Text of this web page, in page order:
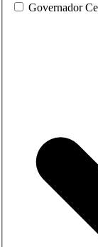
Governador